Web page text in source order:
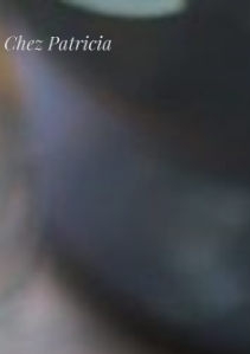
Panneau de gestion des cookies